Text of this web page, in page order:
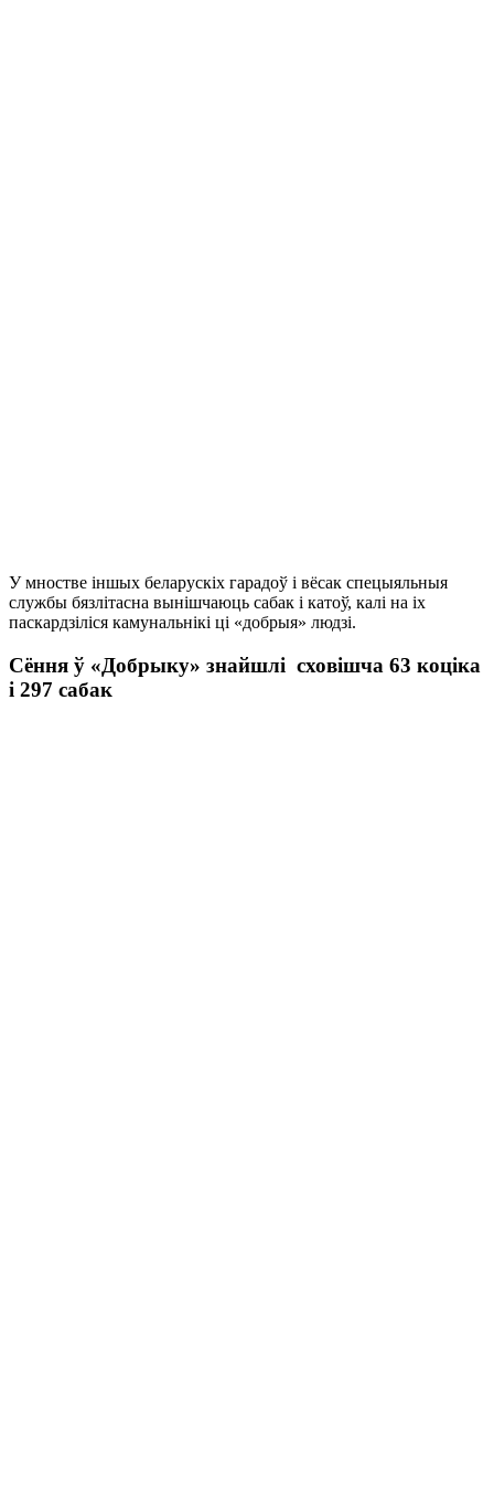
У мностве іншых беларускіх гарадоў і вёсак спецыяльныя
службы бязлітасна вынішчаюць сабак і катоў, калі на іх
паскардзіліся камунальнікі ці «добрыя» людзі.
Сёння ў «Добрыку» знайшлі сховішча 63 коціка
і 297 сабак